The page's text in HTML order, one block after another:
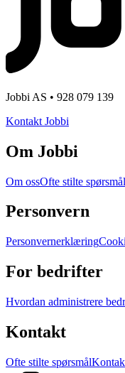
Jobbi AS • 928 079 139
Kontakt Jobbi
Om Jobbi
Om ossOfte stilte spørsmål
Personvern
Personvernerklæring
For bedrifter
Hvordan administrere
Kontakt
Ofte stilte spørsmål